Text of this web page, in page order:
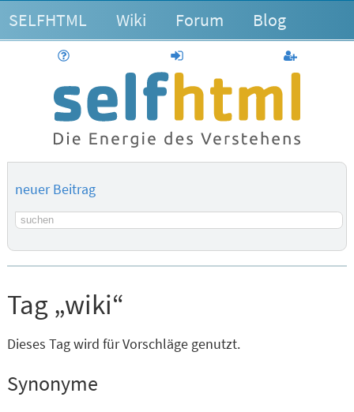
SELFHTML Wiki Forum Blog
anmelden
neuer Beitrag
Suchbegriff
Tag „wiki“
Dieses Tag wird für Vorschläge genutzt.
Synonyme